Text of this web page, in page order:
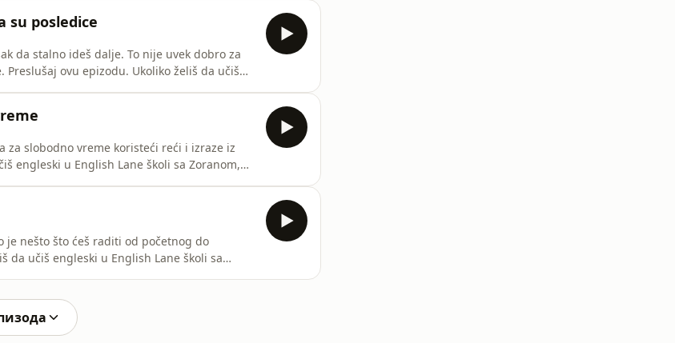
su posledice
da stalno ideš dalje. To nije uvek dobro za
slobodno vreme koristeći reći i izraze iz
je nešto što ćeš raditi od početnog do